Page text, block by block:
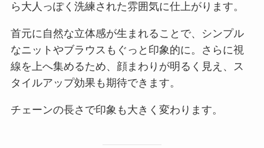
ら大人っぽく洗練された雰囲気に仕上がります。
首元に自然な立体感が生まれることで、シンプル
なニットやブラウスもぐっと印象的に。さらに視
線を上へ集めるため、顔まわりが明るく見え、ス
タイルアップ効果も期待できます。
チェーンの長さで印象も大きく変わります。